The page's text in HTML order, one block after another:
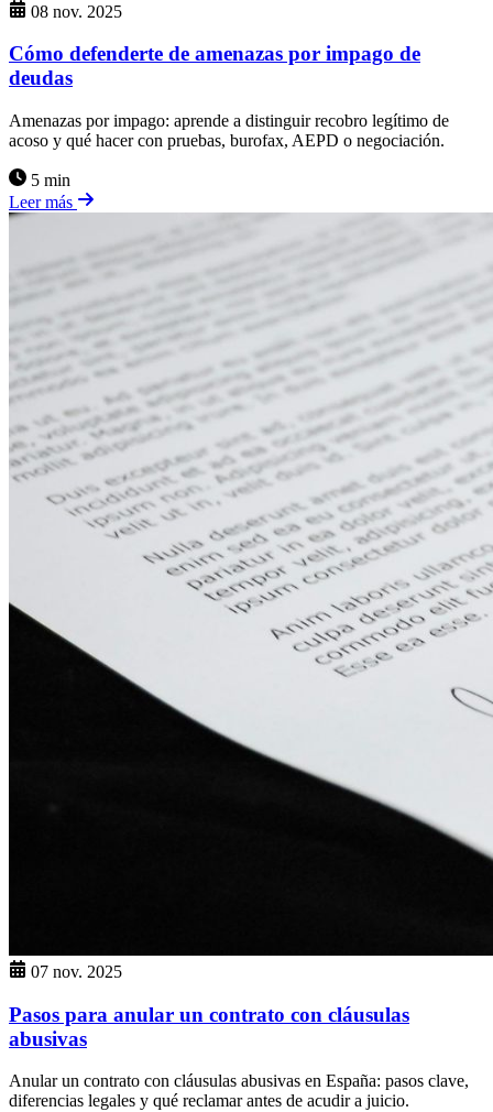
08 nov. 2025
Cómo defenderte de amenazas por impago de
deudas
Amenazas por impago: aprende a distinguir recobro legítimo de
acoso y qué hacer con pruebas, burofax, AEPD o negociación.
5 min
Leer más
07 nov. 2025
Pasos para anular un contrato con cláusulas
abusivas
Anular un contrato con cláusulas abusivas en España: pasos clave,
diferencias legales y qué reclamar antes de acudir a juicio.